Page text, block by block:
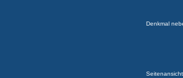
Denkmal